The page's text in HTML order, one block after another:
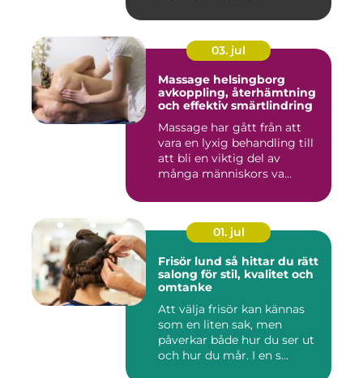
03. jul
Massage helsingborg
avkoppling, återhämtning
och effektiv smärtlindring
Massage har gått från att
vara en lyxig behandling till
att bli en viktig del av
många människors va...
01. jul
Frisör lund så hittar du rätt
salong för stil, kvalitet och
omtanke
Att välja frisör kan kännas
som en liten sak, men
påverkar både hur du ser ut
och hur du mår. I en s...